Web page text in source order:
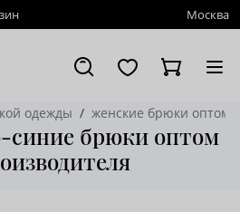
Москва
одежды женские брюки оптом
синие брюки оптом